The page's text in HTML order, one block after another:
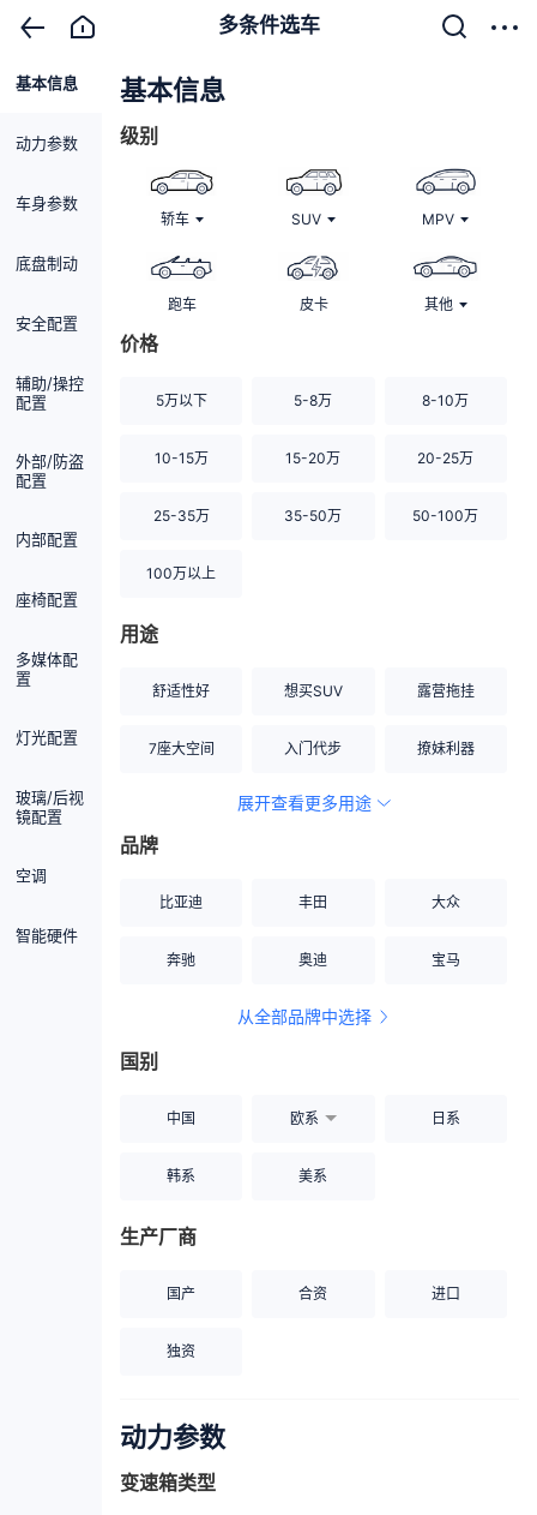
多条件选车
基本信息
动力参数
车身参数
底盘制动
安全配置
辅助/操控
配置
外部/防盗
配置
内部配置
座椅配置
多媒体配
置
灯光配置
玻璃/后视
镜配置
空调
智能硬件
基本信息
级别
轿车 SUV MPV
跑车 皮卡 其他
价格
5万以下 5-8万 8-10万
10-15万 15-20万 20-25万
25-35万 35-50万 50-100万
100万以上
用途
舒适性好 想买SUV 露营拖挂
7座大空间 入门代步 撩妹利器
空间宽敞
展开查看更多用途
品牌
比亚迪 丰田 大众
奔驰 奥迪 宝马
从全部品牌中选择
国别
中国 欧系 日系
韩系 美系
生产厂商
国产 合资 进口
独资
动力参数
变速箱类型